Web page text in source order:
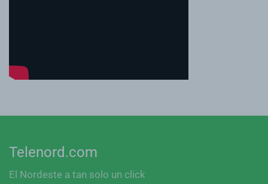
Telenord.com
El Nordeste a tan solo un click